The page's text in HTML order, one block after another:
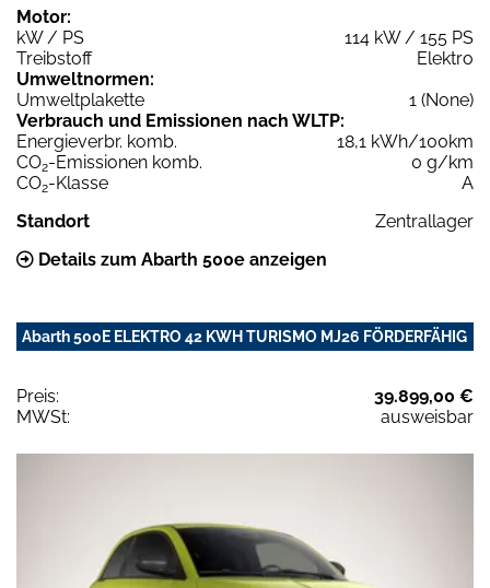
Motor:
kW / PS
114 kW / 155 PS
Treibstoff
Elektro
Umweltnormen:
Umweltplakette
1 (None)
Verbrauch und Emissionen nach WLTP:
Energieverbr. komb.
18,1 kWh/100km
CO2-Emissionen komb.
0 g/km
CO2-Klasse
A
Standort
Zentrallager
Details zum Abarth 500e anzeigen
Abarth 500E ELEKTRO 42 KWH TURISMO MJ26 FÖRDERFÄHIG
Preis:
39.899,00 €
MWSt:
ausweisbar